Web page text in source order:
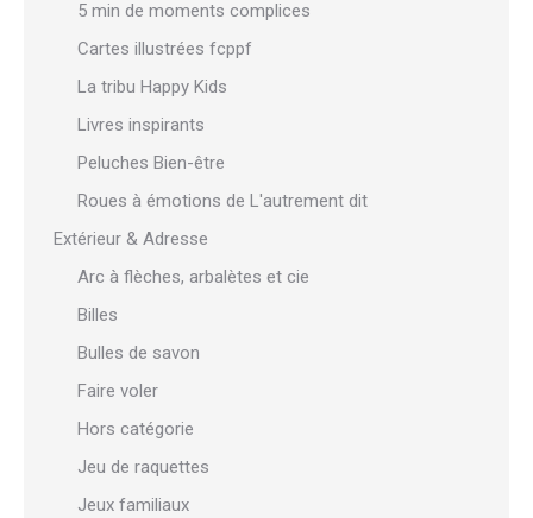
5 min de moments complices
Cartes illustrées fcppf
La tribu Happy Kids
Livres inspirants
Peluches Bien-être
Roues à émotions de L'autrement dit
Extérieur & Adresse
Arc à flèches, arbalètes et cie
Billes
Bulles de savon
Faire voler
Hors catégorie
Jeu de raquettes
Jeux familiaux